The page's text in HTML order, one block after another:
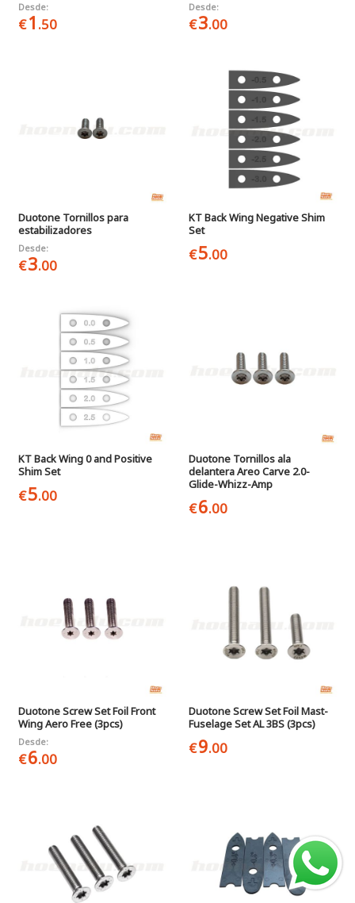
Desde:
€1 .50
Desde:
€3.00
Duotone Tornillos para
estabilizadores
Desde:
€3.00
KT Back Wing Negative Shim
Set
€5.00
KT Back Wing 0 and Positive
Shim Set
€5.00
Duotone Tornillos ala
delantera Areo Carve 2.0-
Glide-Whizz-Amp
€6.00
Duotone Screw Set Foil Front
Wing Aero Free (3pcs)
Desde:
€6.00
Duotone Screw Set Foil Mast-
Fuselage Set AL 3BS (3pcs)
€9.00